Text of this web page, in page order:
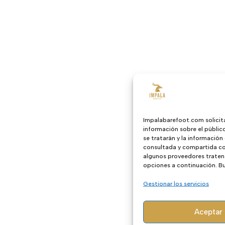
Impalabarefoot.com
información sobre el
se tratarán y la
consultada y compartida
algunos proveedores
opciones a continuación.
Gestionar los servicios
Aceptar